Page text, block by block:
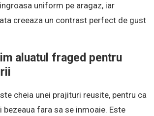
uniform pe aragaz, iar
creeaza un contrast perfect de gust
aluatul fraged pentru
cheia unei prajituri reusite, pentru ca
fara sa se inmoaie. Este